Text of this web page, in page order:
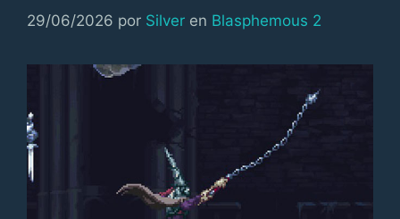
29/06/2026 por Silver en Categorías
Blasphemous 2